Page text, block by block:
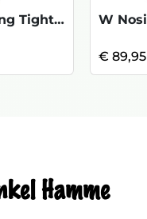
W Abisko Trekking Tights Pro - Indigo Bl
€ 89,95
Hamme